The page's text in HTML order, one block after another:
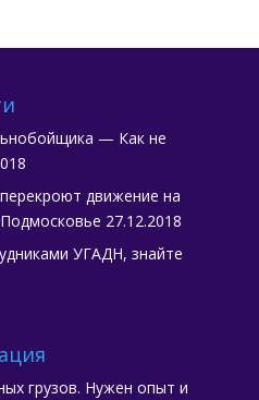
— Как не
движение на
27.12.2018
УГАДН, знайте
грузов. Нужен опыт и